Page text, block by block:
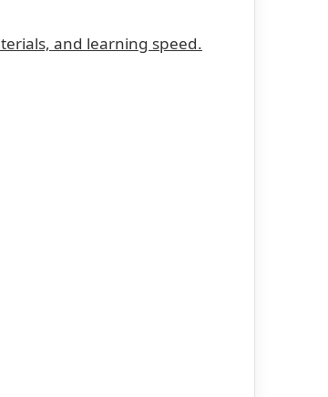
and learning speed.